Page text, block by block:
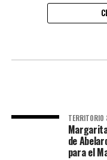
TERRITORIO
de
para el